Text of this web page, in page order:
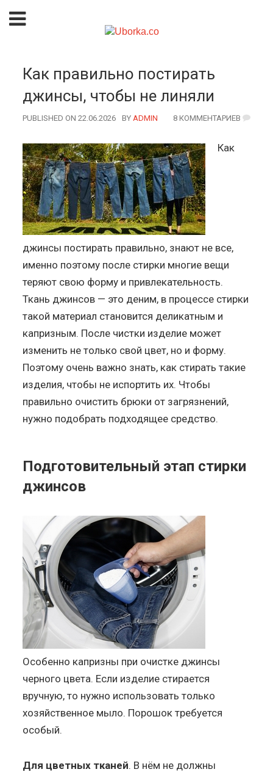
Как правильно постирать
джинсы, чтобы не линяли
PUBLISHED ON 22.06.2026 BY AUTHOR
ADMIN 8 КОММЕНТАРИЕВ
Как
джинсы постирать правильно, знают не все,
именно поэтому после стирки многие вещи
теряют свою форму и привлекательность.
Ткань джинсов — это деним, в процессе стирки
такой материал становится деликатным и
капризным. После чистки изделие может
изменить не только свой цвет, но и форму.
Поэтому очень важно знать, как стирать такие
изделия, чтобы не испортить их. Чтобы
правильно очистить брюки от загрязнений,
нужно подобрать подходящее средство.
Подготовительный этап стирки
джинсов
Особенно капризны при очистке джинсы
черного цвета. Если изделие стирается
вручную, то нужно использовать только
хозяйственное мыло. Порошок требуется
особый.
Для цветных тканей. В нём не должны